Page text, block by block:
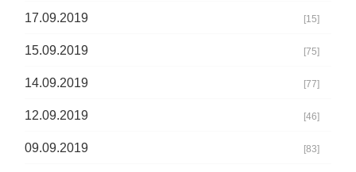
17.09.2019 [15]
15.09.2019 [75]
14.09.2019 [77]
12.09.2019 [46]
09.09.2019 [83]